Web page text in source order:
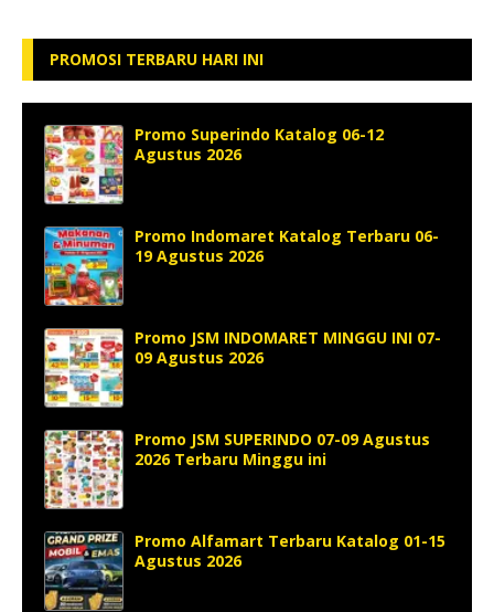
PROMOSI TERBARU HARI INI
Promo Superindo Katalog 06-12
Agustus 2026
Promo Indomaret Katalog Terbaru 06-
19 Agustus 2026
Promo JSM INDOMARET MINGGU INI 07-
09 Agustus 2026
Promo JSM SUPERINDO 07-09 Agustus
2026 Terbaru Minggu ini
Promo Alfamart Terbaru Katalog 01-15
Agustus 2026